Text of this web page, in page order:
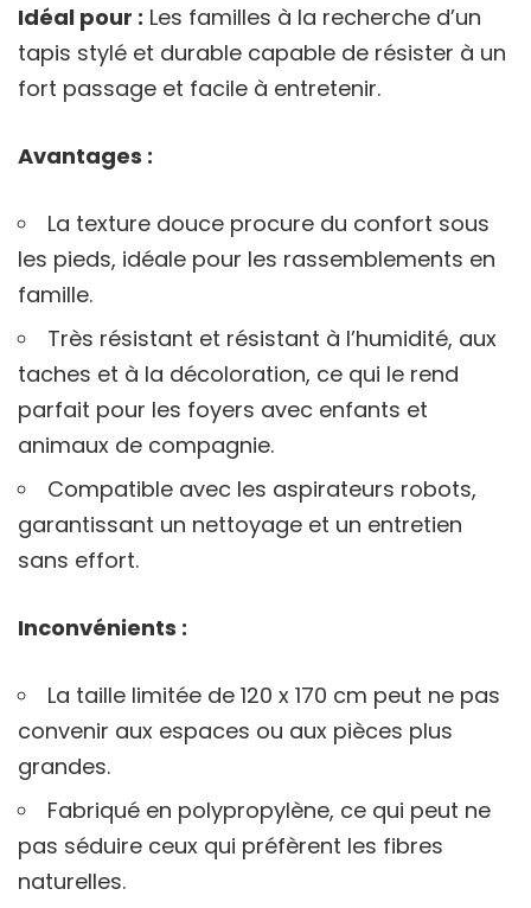
Idéal pour : Les familles à la recherche d’un
tapis stylé et durable capable de résister à un
fort passage et facile à entretenir.
Avantages :
La texture douce procure du confort sous
les pieds, idéale pour les rassemblements en
famille.
Très résistant et résistant à l’humidité, aux
taches et à la décoloration, ce qui le rend
parfait pour les foyers avec enfants et
animaux de compagnie.
Compatible avec les aspirateurs robots,
garantissant un nettoyage et un entretien
sans effort.
Inconvénients :
La taille limitée de 120 x 170 cm peut ne pas
convenir aux espaces ou aux pièces plus
grandes.
Fabriqué en polypropylène, ce qui peut ne
pas séduire ceux qui préfèrent les fibres
naturelles.